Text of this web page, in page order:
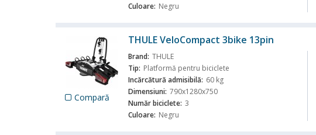
Culoare: Negru
Compară
THULE VeloCompact 3bike 13pin
Brand: THULE
Tip: Platformă pentru biciclete
Incărcătură admisibilă: 60 kg
Dimensiuni: 790x1280x750
Număr biciclete: 3
Culoare: Negru